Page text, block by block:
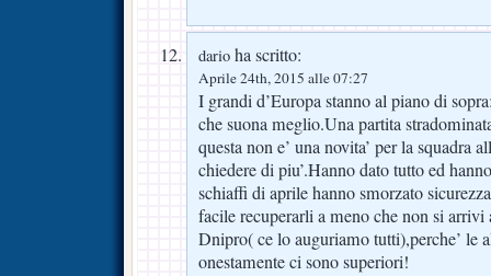
dario ha scritto:
Aprile 24th, 2015 alle 07:27
I grandi d’Europa stanno al piano di
che suona meglio.Una partita
questa non e’ una novita’ per la squadra
chiedere di piu’.Hanno dato tutto ed
schiaffi di aprile hanno smorzato
facile recuperarli a meno che non si arrivi
Dnipro( ce lo auguriamo tutti),perche’ le
onestamente ci sono superiori!